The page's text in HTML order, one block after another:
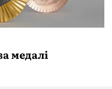
медалі